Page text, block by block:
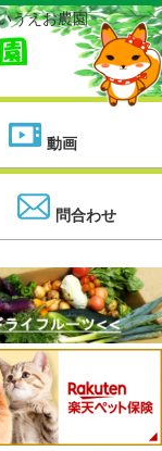
うえお農園
動画
問合わせ